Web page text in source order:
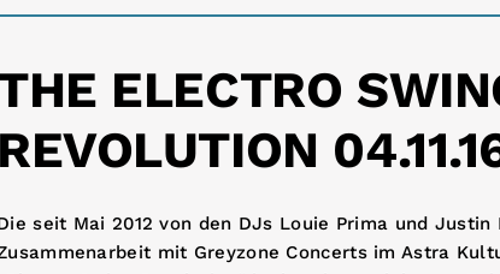
ELECTRO
REVOLUTION
seit Mai 2012 von den DJs Louie Prima und
mit Greyzone Concerts im Astra